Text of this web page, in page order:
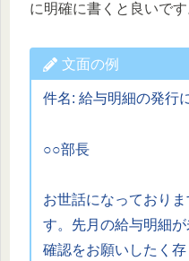
に明確に書くと良いです
文面の例
件名: 給与明細の発行
○○部長
お世話になっており
す。先月の給与明細が
確認をお願いしたく